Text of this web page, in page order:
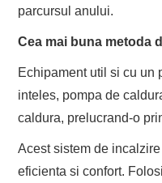
parcursul anului.
Cea mai buna metoda
Echipament util si cu un
inteles, pompa de
caldura, prelucrand-o
Acest sistem de
eficienta si confort.